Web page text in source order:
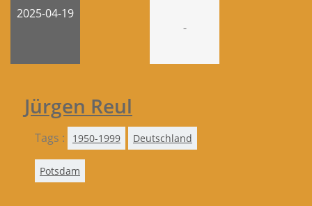
2025-04-19
-
Jürgen Reul
Tags : 1950-1999 Deutschland
Potsdam